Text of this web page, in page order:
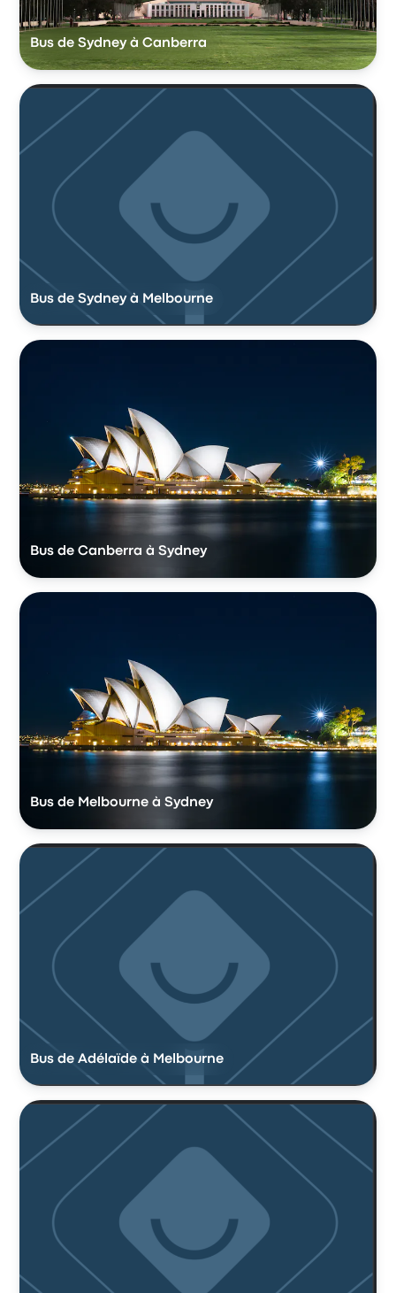
Bus de Sydney à Canberra
Bus de Sydney à Melbourne
Bus de Canberra à Sydney
Bus de Melbourne à Sydney
Bus de Adélaïde à Melbourne